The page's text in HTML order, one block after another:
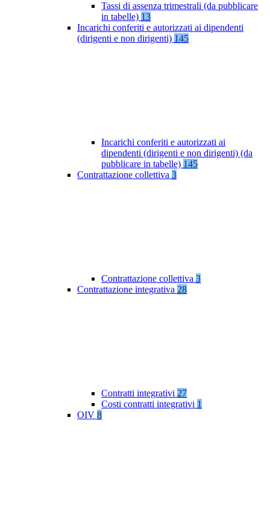
Tassi di assenza trimestrali (da pubblicare
in tabelle) 13
Incarichi conferiti e autorizzati ai dipendenti
(dirigenti e non dirigenti) 145
Incarichi conferiti e autorizzati ai
dipendenti (dirigenti e non dirigenti) (da
pubblicare in tabelle) 145
Contrattazione collettiva 3
Contrattazione collettiva 3
Contrattazione integrativa 28
Contratti integrativi 27
Costi contratti integrativi 1
OIV 8